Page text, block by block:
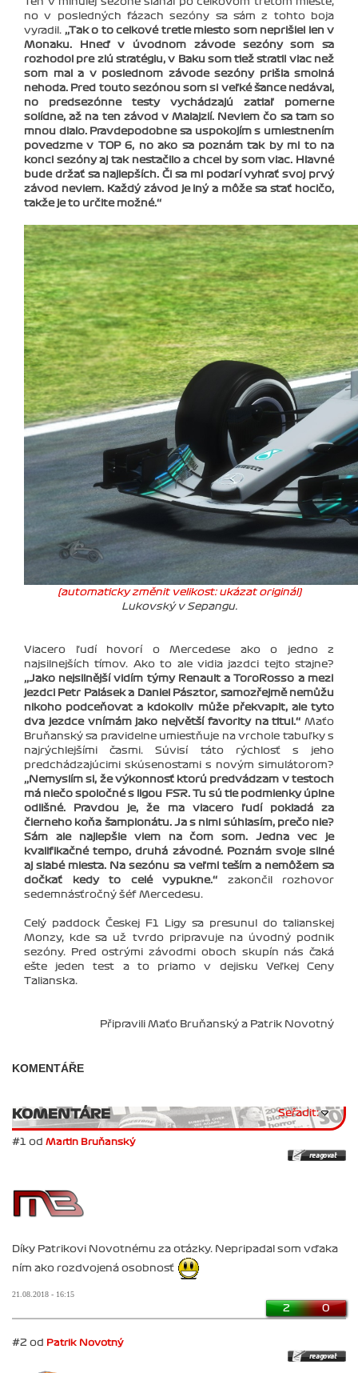
no v posledných fázach sezóny sa sám z tohto boja
vyradil. ‚‚Tak o to celkové tretie miesto som neprišiel len v
Monaku. Hneď v úvodnom závode sezóny som sa
rozhodol pre zlú stratégiu, v Baku som tiež stratil viac než
som mal a v poslednom závode sezóny prišla smolná
nehoda. Pred touto sezónou som si veľké šance nedával,
no predsezónne testy vychádzajú zatiaľ pomerne
solídne, až na ten závod v Malajzií. Neviem čo sa tam so
mnou dialo. Pravdepodobne sa uspokojím s umiestnením
povedzme v TOP 6, no ako sa poznám tak by mi to na
konci sezóny aj tak nestačilo a chcel by som viac. Hlavné
bude držať sa najlepších. Či sa mi podarí vyhrať svoj prvý
závod neviem. Každý závod je iný a môže sa stať hocičo,
takže je to určite možné.‘‘
(automaticky změnit velikost: ukázat originál)
Lukovský v Sepangu.
Viacero ľudí hovorí o Mercedese ako o jedno z
najsilnejších tímov. Ako to ale vidia jazdci tejto stajne?
‚‚Jako nejsilnější vidím týmy Renault a ToroRosso a mezi
jezdci Petr Palásek a Daniel Pásztor, samozřejmě nemůžu
nikoho podceňovat a kdokoliv může překvapit, ale tyto
dva jezdce vnímám jako největší favority na titul.‘‘ Maťo
Bruňanský sa pravidelne umiestňuje na vrchole tabuľky s
najrýchlejšími časmi. Súvisí táto rýchlosť s jeho
predchádzajúcimi skúsenosťami s novým simulátorom?
‚‚Nemyslím si, že výkonnosť ktorú predvádzam v testoch
má niečo spoločné s ligou FSR. Tu sú tie podmienky úplne
odlišné. Pravdou je, že ma viacero ľudí pokladá za
čierneho koňa šampionátu. Ja s nimi súhlasím, prečo nie?
Sám ale najlepšie viem na čom som. Jedna vec je
kvalifikačné tempo, druhá závodné. Poznám svoje silné
aj slabé miesta. Na sezónu sa veľmi teším a nemôžem sa
dočkať kedy to celé vypukne.‘‘ zakončil rozhovor
sedemnásťročný šéf Mercedesu.
Celý paddock Českej F1 Ligy sa presunul do talianskej
Monzy, kde sa už tvrdo pripravuje na úvodný podnik
sezóny. Pred ostrými závodmi oboch skupín nás čaká
ešte jeden test a to priamo v dejisku Veľkej Ceny
Talianska.
Připravili Maťo Bruňanský a Patrik Novotný
KOMENTÁŘE
KOMENTÁRE Seřadit:
#1 od Martin Bruňanský
Díky Patrikovi Novotnému za otázky. Nepripadal som vďaka
ním ako rozdvojená osobnosť
21.08.2018 - 16:15
2 0
#2 od Patrik Novotný